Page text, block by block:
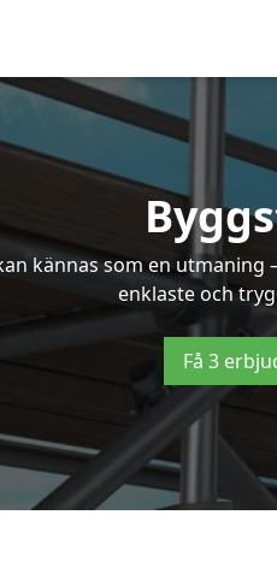
kännas som en
enklaste och
Få 3